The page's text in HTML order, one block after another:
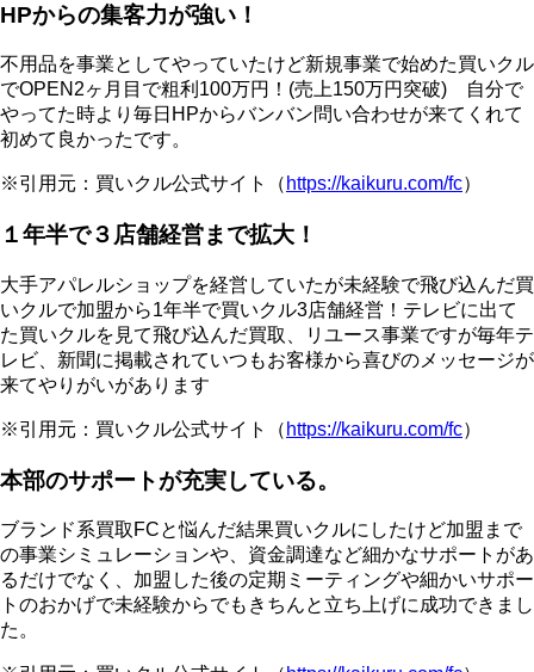
HPからの集客力が強い！
不用品を事業としてやっていたけど新規事業で始めた買いクル
でOPEN2ヶ月目で粗利100万円！(売上150万円突破) 自分で
やってた時より毎日HPからバンバン問い合わせが来てくれて
初めて良かったです。
※引用元：買いクル公式サイト（ https://kaikuru.com/fc）
１年半で３店舗経営まで拡大！
大手アパレルショップを経営していたが未経験で飛び込んだ買
いクルで加盟から1年半で買いクル3店舗経営！テレビに出て
た買いクルを見て飛び込んだ買取、リユース事業ですが毎年テ
レビ、新聞に掲載されていつもお客様から喜びのメッセージが
来てやりがいがあります
※引用元：買いクル公式サイト（ https://kaikuru.com/fc）
本部のサポートが充実している。
ブランド系買取FCと悩んだ結果買いクルにしたけど加盟まで
の事業シミュレーションや、資金調達など細かなサポートがあ
るだけでなく、加盟した後の定期ミーティングや細かいサポー
トのおかげで未経験からでもきちんと立ち上げに成功できまし
た。